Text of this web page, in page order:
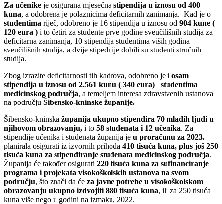
Za učenike je osigurana mjesečna stipendija u iznosu od 400
kuna, a odobrena je polaznicima deficitarnih zanimanja. Kad je o
studentima riječ, odobreno je 16 stipendija u iznosu od 904 kune (
120 eura ) i to četiri za studente prve godine sveučilišnih studija za
deficitarna zanimanja, 10 stipendija studentima viših godina
sveučilišnih studija, a dvije stipednije dobili su studenti stručnih
studija.
Zbog izrazite deficitarnosti tih kadrova, odobreno je i osam
stipendija u iznosu od 2.561 kunu ( 340 eura) studentima
medicinskog područja, a temeljem interesa zdravstvenih ustanova
na području Šibensko-kninske županije.
Šibensko-kninska županija ukupno stipendira 70 mladih ljudi u
njihovom obrazovanju, i to 58 studenata i 12 učenika. Za
stipendije učenika i studenata županija je u proračunu za 2023.
planirala osigurati iz izvornih prihoda 410 tisuća kuna, plus još 250
tisuća kuna za stipendiranje studenata medicinskog područja.
Županija će također osigurati 220 tisuća kuna za sufinanciranje
programa i projekata visokoškolskih ustanova na svom
području, što znači da će za javne potrebe u visokoškolskom
obrazovanju ukupno izdvojiti 880 tisuća kuna, ili za 250 tisuća
kuna više nego u godini na izmaku, 2022.